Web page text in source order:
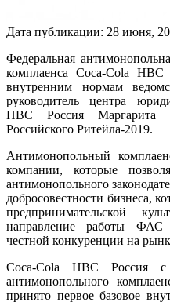
Дата публикации: 28 июня,
Федеральная
комплаенса Coca‑Cola
внутренним нормам
руководитель центра
HBC Россия
Российского Ритейла-2019.
Антимонопольный
компании, которые
антимонопольного
добросовестности бизнеса,
предпринимательской
направление работы ФАС
честной конкуренции на
Coca‑Cola HBC Россия
антимонопольного
принято первое базовое